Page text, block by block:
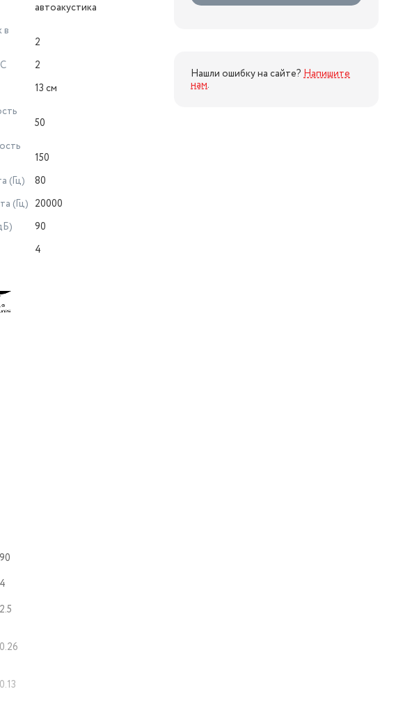
автоакустика
в
2
2
13 см
50
150
(Гц)
80
(Гц) 20000
90
4
Нашли ошибку на сайте? Напишите
нам.
90
4
2.5
0.26
0.13